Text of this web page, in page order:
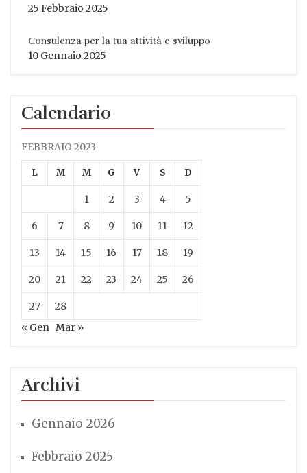
25 Febbraio 2025
Consulenza per la tua attività e sviluppo
10 Gennaio 2025
Calendario
FEBBRAIO 2023
L M M G V S D
1 2 3 4 5
6 7 8 9 10 11 12
13 14 15 16 17 18 19
20 21 22 23 24 25 26
27
28
« Gen Mar »
Archivi
Gennaio 2026
Febbraio 2025